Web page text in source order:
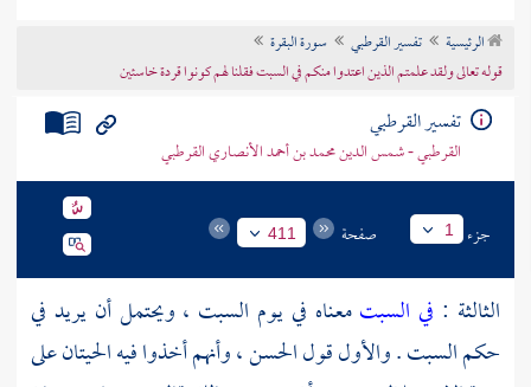
تراجم الأعلام
الرئيسية تفسير القرطبي
سورة البقرة
قوله تعالى ولقد علمتم الذين اعتدوا منكم في السبت فقلنا لهم كونوا قردة خاسئين
تفسير القرطبي
القرطبي - شمس الدين محمد بن أحمد الأنصاري القرطبي
جزء 1 صفحة 411
الثالثة : في السبتمعناه في يوم السبت ، ويحتمل أن يريد في
حكم السبت . والأول قولالحسن، وأنهم أخذوا فيه الحيتان على